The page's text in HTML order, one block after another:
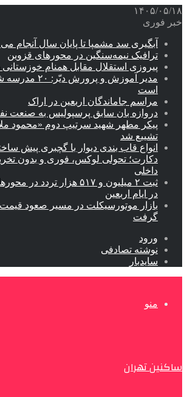
۱۴۰۵/۰۵/۱۸
خبر فوری
آبگیری سد مشمپا تا پایان سال آنجام
ترافیک نیمه‌سنگین در محورهای قزوین
پیروزی استقلال مقابل همنام خوزستانی
مدیر آموزش و
است
مراسم جاماندگان اربعین در اراک
دروازه بان سابق پرسپولیس به صنعت
پیکر مطهر شهید سرتیپ دوم «محمود
تشییع شد
انواع قاب بندی دیوار با گچبری پیش
دکارت؛ تحولی لوکس، فوری و بدون
داخلی
ثبت ۲ میلیون و ۵۱۷ هزار
در ایام اربعین
بازار موتورسیکلت در مسیر صعود
گرفت
ورود
نوشته تصادفی
سایدبار
منو
ساکنین تهران